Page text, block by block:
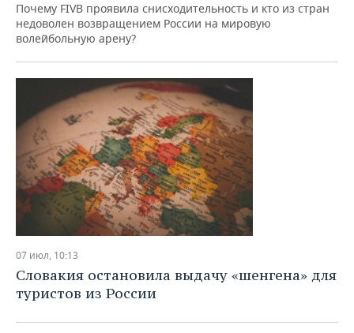
Почему FIVB проявила снисходительность и кто из стран
недоволен возвращением России на мировую
волейбольную арену?
07 июл, 10:13
Словакия остановила выдачу «шенгена» для
туристов из России